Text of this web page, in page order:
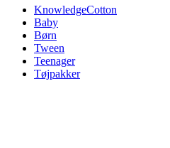
KnowledgeCotton
Baby
Børn
Tween
Teenager
Tøjpakker